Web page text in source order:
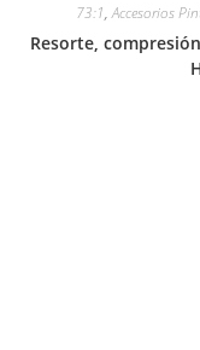
73:1,Accesorios
Resorte,